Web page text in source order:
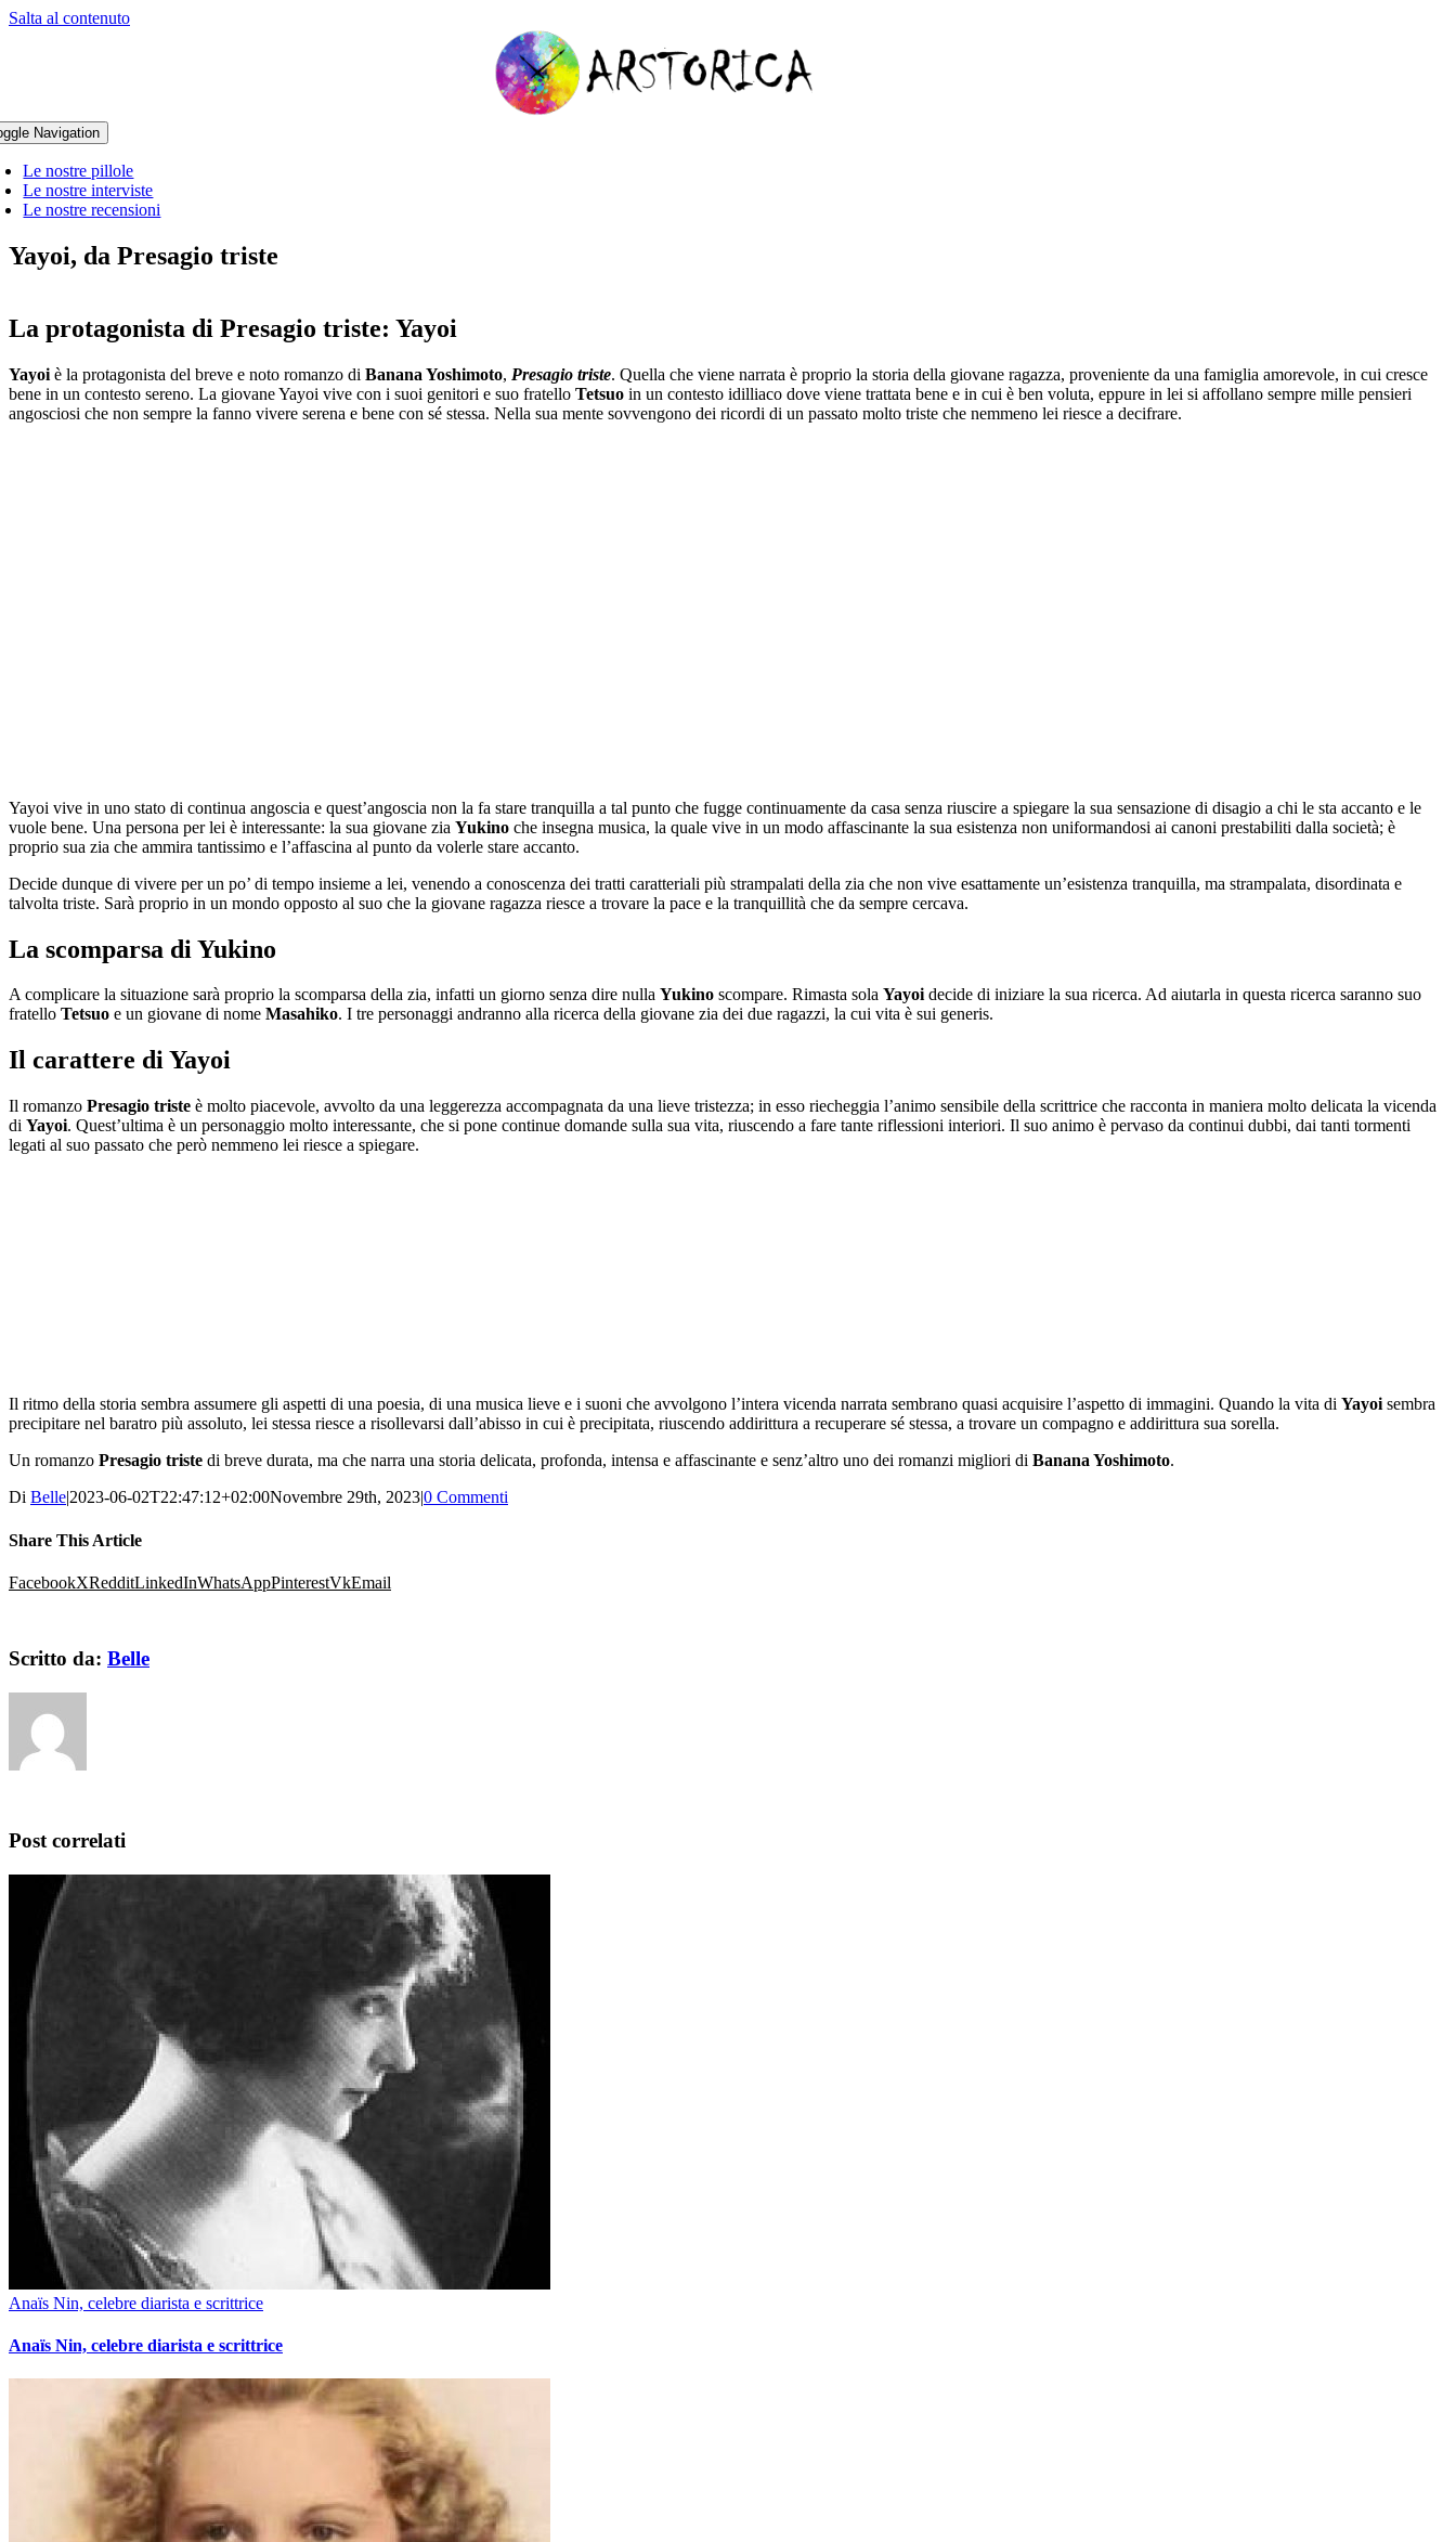
Salta al contenuto
Navigation
Le nostre pillole
Le nostre interviste
Le nostre recensioni
Yayoi, da Presagio triste
La protagonista di Presagio triste: Yayoi
Yayoi è la protagonista del breve e noto romanzo di Banana Yoshimoto, Presagio triste. Quella che viene narrata è proprio la storia della giovane ragazza, proveniente da una famiglia amorevole, in cui cresce
bene in un contesto sereno. La giovane Yayoi vive con i suoi genitori e suo fratello Tetsuo in un contesto idilliaco dove viene trattata bene e in cui è ben voluta, eppure in lei si affollano sempre mille pensieri
angosciosi che non sempre la fanno vivere serena e bene con sé stessa. Nella sua mente sovvengono dei ricordi di un passato molto triste che nemmeno lei riesce a decifrare.
Yayoi vive in uno stato di continua angoscia e quest’angoscia non la fa stare tranquilla a tal punto che fugge continuamente da casa senza riuscire a spiegare la sua sensazione di disagio a chi le sta accanto e le
vuole bene. Una persona per lei è interessante: la sua giovane zia Yukino che insegna musica, la quale vive in un modo affascinante la sua esistenza non uniformandosi ai canoni prestabiliti dalla società; è
proprio sua zia che ammira tantissimo e l’affascina al punto da volerle stare accanto.
Decide dunque di vivere per un po’ di tempo insieme a lei, venendo a conoscenza dei tratti caratteriali più strampalati della zia che non vive esattamente un’esistenza tranquilla, ma strampalata, disordinata e
talvolta triste. Sarà proprio in un mondo opposto al suo che la giovane ragazza riesce a trovare la pace e la tranquillità che da sempre cercava.
La scomparsa di Yukino
A complicare la situazione sarà proprio la scomparsa della zia, infatti un giorno senza dire nulla Yukino scompare. Rimasta sola Yayoidecide di iniziare la sua ricerca. Ad aiutarla in questa ricerca saranno suo
fratello Tetsuo e un giovane di nome Masahiko. I tre personaggi andranno alla ricerca della giovane zia dei due ragazzi, la cui vita è sui generis.
Il carattere di Yayoi
Il romanzo Presagio triste è molto piacevole, avvolto da una leggerezza accompagnata da una lieve tristezza; in esso riecheggia l’animo sensibile della scrittrice che racconta in maniera molto delicata la vicenda
di Yayoi. Quest’ultima è un personaggio molto interessante, che si pone continue domande sulla sua vita, riuscendo a fare tante riflessioni interiori. Il suo animo è pervaso da continui dubbi, dai tanti tormenti
legati al suo passato che però nemmeno lei riesce a spiegare.
Il ritmo della storia sembra assumere gli aspetti di una poesia, di una musica lieve e i suoni che avvolgono l’intera vicenda narrata sembrano quasi acquisire l’aspetto di immagini. Quando la vita di Yayoi sembra
precipitare nel baratro più assoluto, lei stessa riesce a risollevarsi dall’abisso in cui è precipitata, riuscendo addirittura a recuperare sé stessa, a trovare un compagno e addirittura sua sorella.
Un romanzo Presagio triste di breve durata, ma che narra una storia delicata, profonda, intensa e affascinante e senz’altro uno dei romanzi migliori di Banana Yoshimoto.
Di Belle|2023-06-02T22:47:12+02:00Novembre 29th, 2023|0 Commenti
Share This Article
FacebookXRedditLinkedInWhatsAppPinterestVkEmail
Scritto da: Belle
Post correlati
Anaïs Nin, celebre diarista e scrittrice
Anaïs Nin, celebre diarista e scrittrice